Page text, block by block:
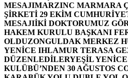
MESAJIMARZINC MARMARA
ŞİRKETİ 29 EKİM
MESAJIİKİ DOKTORUMUZ
HAKEM KURULU BAŞKANI
OLDUZONGULDAK MERKEZ
YENİCE IHLAMUR TERASA
DÜZENLEDİLERYEŞİL
KULÜBÜ’NDEN 30 AĞUSTOS